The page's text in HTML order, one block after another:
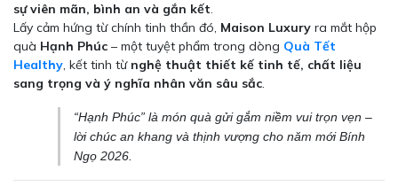
sự viên mãn, bình an và gắn kết.
Lấy cảm hứng từ chính tinh thần đó, Maison Luxury ra mắt hộp
quà Hạnh Phúc – một tuyệt phẩm trong dòng Quà Tết
Healthy, kết tinh từ nghệ thuật thiết kế tinh tế, chất liệu
sang trọng và ý nghĩa nhân văn sâu sắc.
“Hạnh Phúc” là món quà gửi gắm niềm vui trọn vẹn –
lời chúc an khang và thịnh vượng cho năm mới Bính
Ngọ 2026.